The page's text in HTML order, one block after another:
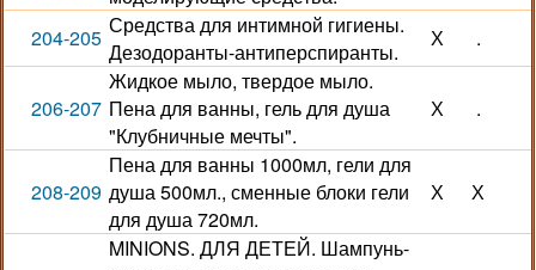
204-205 Средства для интимной гигиены.
Дезодоранты-антиперспиранты.
Х .
206-207
Жидкое мыло, твердое мыло.
Пена для ванны, гель для душа
"Клубничные мечты".
Х .
208-209
Пена для ванны 1000мл, гели для
душа 500мл., сменные блоки гели
для душа 720мл.
Х Х
MINIONS. ДЛЯ ДЕТЕЙ. Шампунь-